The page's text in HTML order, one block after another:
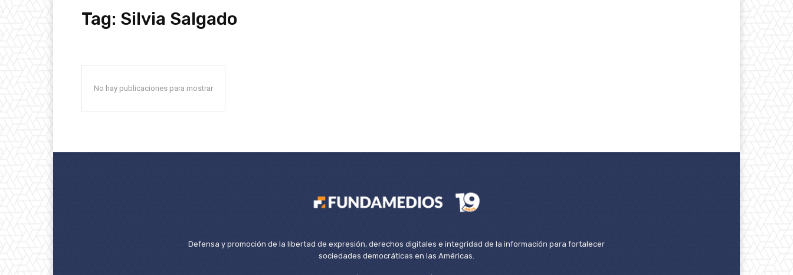
Tag: Silvia Salgado
No hay publicaciones para mostrar
Defensa y promoción de la libertad de expresión, derechos digitales e integridad de la información para fortalecer
sociedades democráticas en las Américas.